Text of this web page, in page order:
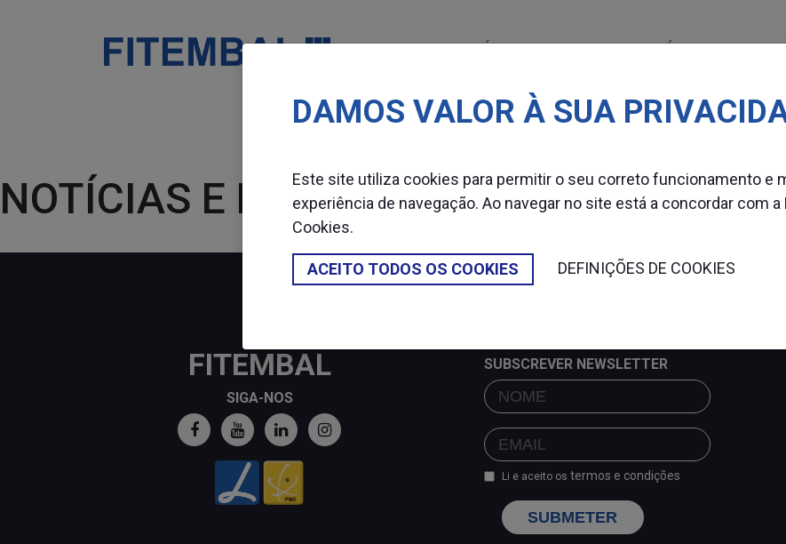
MÁQUINAS CONSUMÍVEIS
empack2019-18-e-19-de-setembro
NOTÍCIAS E EVENTOS
FITEMBAL
SIGA-NOS
SUBSCREVER NEWSLETTER
Li e aceito os termos e condições
SUBMETER
DAMOS VALOR À SUA
Este site utiliza cookies para permitir o seu correto funcionamento e
experiência de navegação. Ao navegar no site está a concordar com a
Cookies.
ACEITO TODOS OS COOKIES DEFINIÇÕES DE COOKIES